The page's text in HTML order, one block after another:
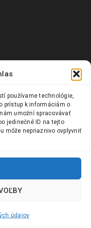
používame technológie,
prístup k informáciám o
umožní spracovávať
jedinečné ID na tejto
môže nepriaznivo ovplyvniť
údajov